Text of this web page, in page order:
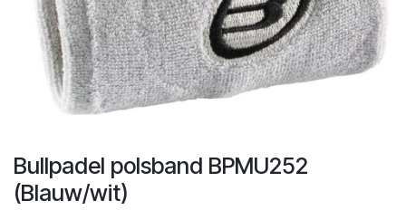
Bullpadel polsband BPMU252
(Blauw/wit)